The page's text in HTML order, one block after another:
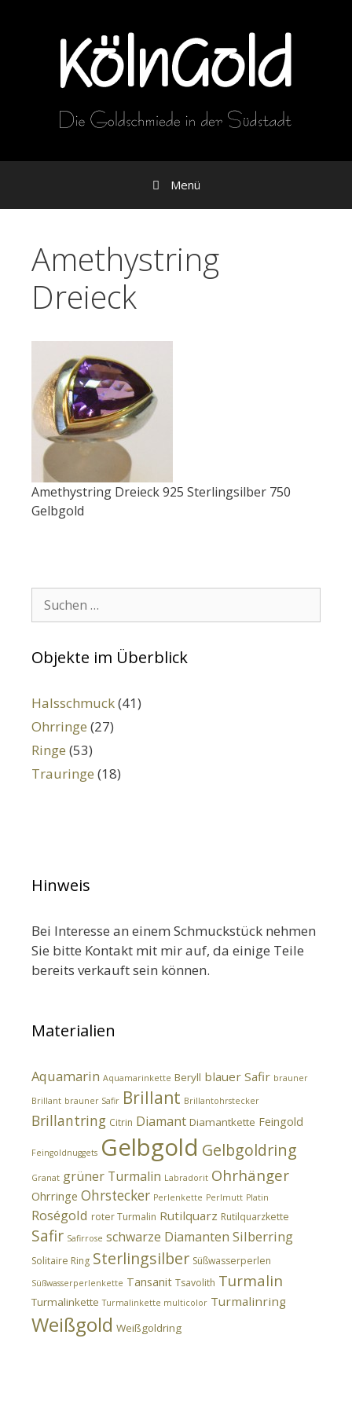
Menü
Amethystring
Dreieck
Amethystring Dreieck 925 Sterlingsilber 750
Gelbgold
Suchen:
Objekte im Überblick
Halsschmuck(41)
Ohrringe (27)
Ringe (53)
Trauringe (18)
Hinweis
Bei Interesse an einem Schmuckstück nehmen
Sie bitte Kontakt mit mir auf, da einige Teile
bereits verkauft sein können.
Materialien
Aquamarin Aquamarinkette Beryll blauer Safir brauner
Brillant brauner Safir Brillant Brillantohrstecker
Brillantring Citrin Diamant Diamantkette Feingold
Feingoldnuggets Gelbgold Gelbgoldring
Granat grüner Turmalin Labradorit Ohrhänger
Ohrringe Ohrstecker Perlenkette Perlmutt Platin
Roségold roter Turmalin Rutilquarz Rutilquarzkette
Safir Safirrose schwarze Diamanten Silberring
Solitaire Ring Sterlingsilber Süßwasserperlen
Süßwasserperlenkette Tansanit Tsavolith Turmalin
Turmalinkette Turmalinkette multicolor Turmalinring
Weißgold Weißgoldring